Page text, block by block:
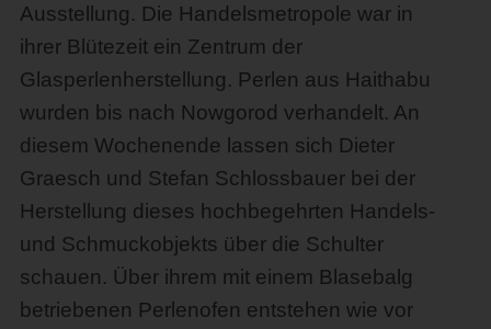
Ausstellung. Die Handelsmetropole war in
ihrer Blütezeit ein Zentrum der
Glasperlenherstellung. Perlen aus Haithabu
wurden bis nach Nowgorod verhandelt. An
diesem Wochenende lassen sich Dieter
Graesch und Stefan Schlossbauer bei der
Herstellung dieses hochbegehrten Handels-
und Schmuckobjekts über die Schulter
schauen. Über ihrem mit einem Blasebalg
betriebenen Perlenofen entstehen wie vor